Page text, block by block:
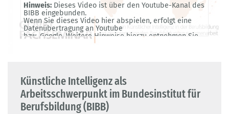
Hinweis: Dieses Video ist über den Youtube-Kanal des
BIBB eingebunden.
Wenn Sie dieses Video hier abspielen, erfolgt eine
Datenübertragung an Youtube
bzw. Google. Weitere Hinweise hierzu entnehmen Sie
Künstliche Intelligenz als
Arbeitsschwerpunkt im Bundesinstitut für
Berufsbildung (BIBB)